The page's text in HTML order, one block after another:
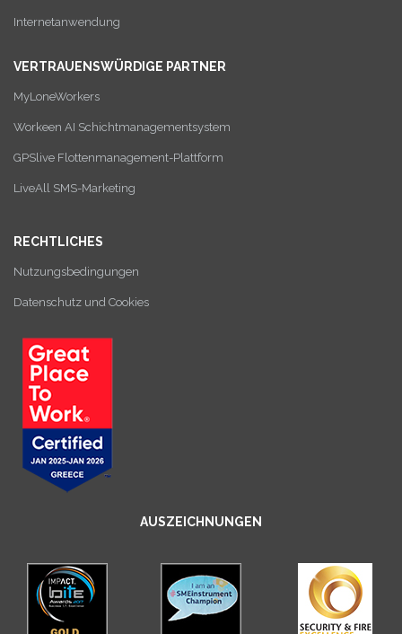
Internetanwendung
VERTRAUENSWÜRDIGE PARTNER
MyLoneWorkers
Workeen AI Schichtmanagementsystem
GPSlive Flottenmanagement-Plattform
LiveAll SMS-Marketing
RECHTLICHES
Nutzungsbedingungen
Datenschutz und Cookies
AUSZEICHNUNGEN